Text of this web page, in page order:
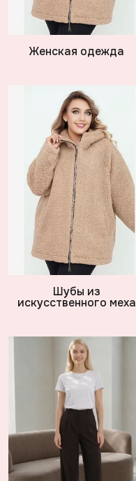
Женская одежда
Шубы из
искусственного меха